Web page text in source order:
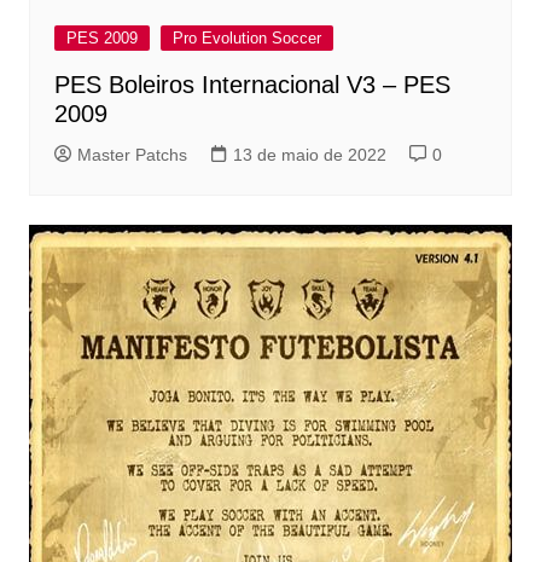
PES 2009 Pro Evolution Soccer
PES Boleiros Internacional V3 – PES
2009
Master Patchs 13 de maio de 2022 0